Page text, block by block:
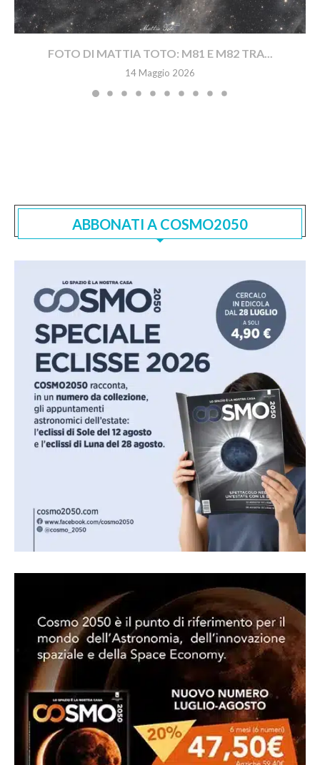
FOTO DI MATTIA TOTO: M81 E M82 TRA...
14 Maggio 2026
ABBONATI A COSMO2050